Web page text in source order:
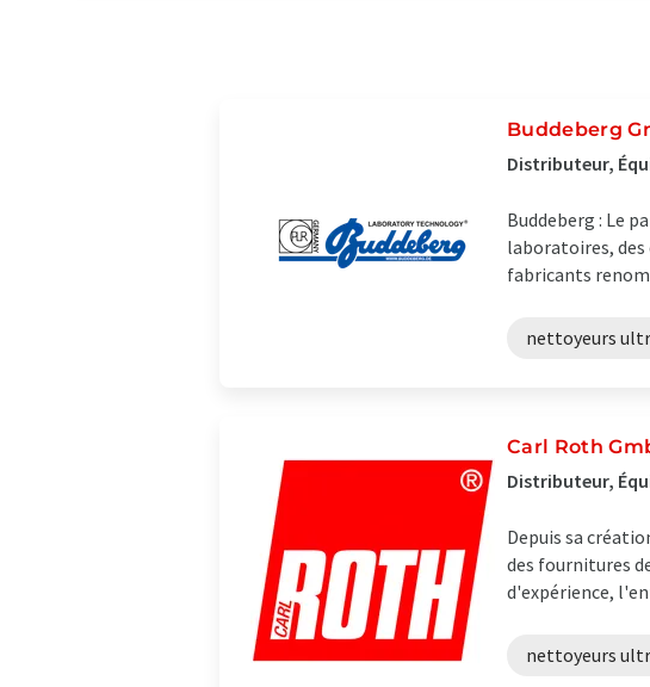
Buddeberg
Distributeur,
Buddeberg : Le
laboratoires,
fabricants
nettoyeurs
Carl Roth
Distributeur,
Depuis sa
des fournitures
d'expérience,
nettoyeurs